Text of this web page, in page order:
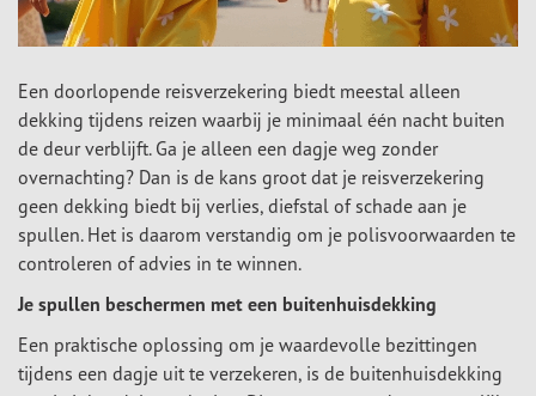
Een doorlopende reisverzekering biedt meestal alleen
dekking tijdens reizen waarbij je minimaal één nacht buiten
de deur verblijft. Ga je alleen een dagje weg zonder
overnachting? Dan is de kans groot dat je reisverzekering
geen dekking biedt bij verlies, diefstal of schade aan je
spullen. Het is daarom verstandig om je polisvoorwaarden te
controleren of advies in te winnen.
Je spullen beschermen met een buitenhuisdekking
Een praktische oplossing om je waardevolle bezittingen
tijdens een dagje uit te verzekeren, is de buitenhuisdekking